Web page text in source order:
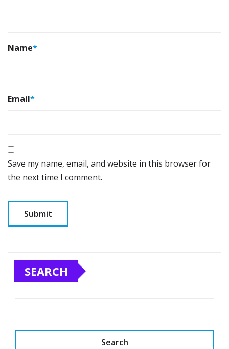
Name*
Email*
Save my name, email, and website in this browser for
the next time I comment.
SEARCH
Search